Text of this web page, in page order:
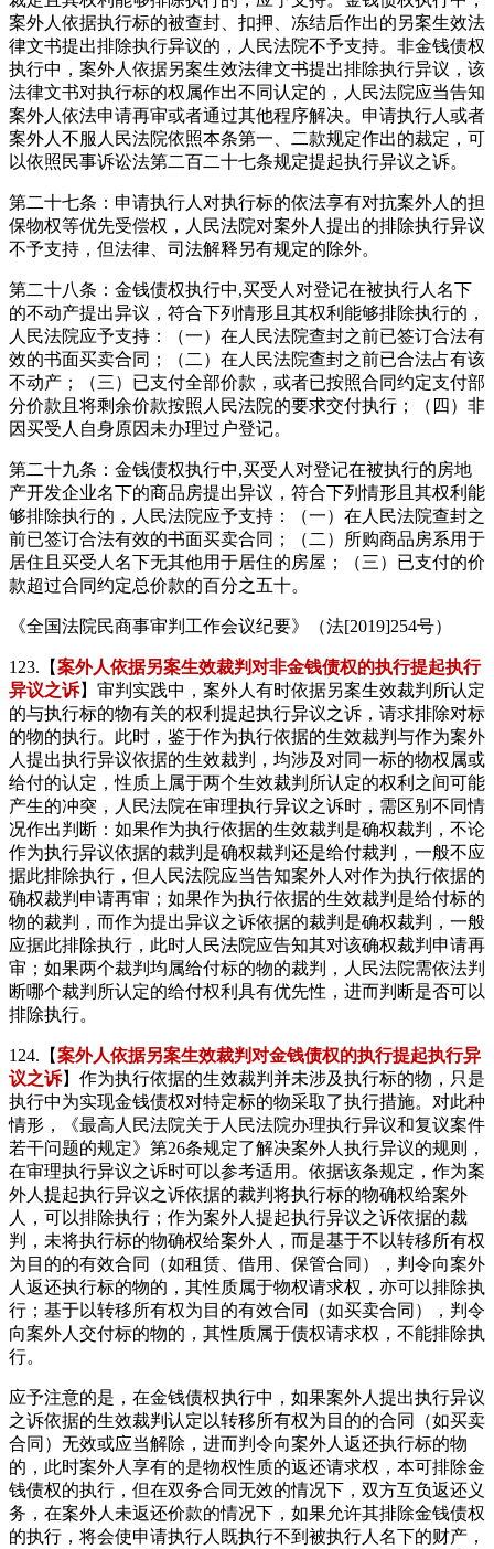
案外人依据执行标的被查封、扣押、冻结后作出的另案生效法
律文书提出排除执行异议的，人民法院不予支持。非金钱债权
执行中，案外人依据另案生效法律文书提出排除执行异议，该
法律文书对执行标的权属作出不同认定的，人民法院应当告知
案外人依法申请再审或者通过其他程序解决。申请执行人或者
案外人不服人民法院依照本条第一、二款规定作出的裁定，可
以依照民事诉讼法第二百二十七条规定提起执行异议之诉。
第二十七条：申请执行人对执行标的依法享有对抗案外人的担
保物权等优先受偿权，人民法院对案外人提出的排除执行异议
不予支持，但法律、司法解释另有规定的除外。
第二十八条：金钱债权执行中,买受人对登记在被执行人名下
的不动产提出异议，符合下列情形且其权利能够排除执行的，
人民法院应予支持：（一）在人民法院查封之前已签订合法有
效的书面买卖合同；（二）在人民法院查封之前已合法占有该
不动产；（三）已支付全部价款，或者已按照合同约定支付部
分价款且将剩余价款按照人民法院的要求交付执行；（四）非
因买受人自身原因未办理过户登记。
第二十九条：金钱债权执行中,买受人对登记在被执行的房地
产开发企业名下的商品房提出异议，符合下列情形且其权利能
够排除执行的，人民法院应予支持：（一）在人民法院查封之
前已签订合法有效的书面买卖合同；（二）所购商品房系用于
居住且买受人名下无其他用于居住的房屋；（三）已支付的价
款超过合同约定总价款的百分之五十。
《全国法院民商事审判工作会议纪要》（法[2019]254号）
123.【案外人依据另案生效裁判对非金钱债权的执行提起执行
异议之诉】审判实践中，案外人有时依据另案生效裁判所认定
的与执行标的物有关的权利提起执行异议之诉，请求排除对标
的物的执行。此时，鉴于作为执行依据的生效裁判与作为案外
人提出执行异议依据的生效裁判，均涉及对同一标的物权属或
给付的认定，性质上属于两个生效裁判所认定的权利之间可能
产生的冲突，人民法院在审理执行异议之诉时，需区别不同情
况作出判断：如果作为执行依据的生效裁判是确权裁判，不论
作为执行异议依据的裁判是确权裁判还是给付裁判，一般不应
据此排除执行，但人民法院应当告知案外人对作为执行依据的
确权裁判申请再审；如果作为执行依据的生效裁判是给付标的
物的裁判，而作为提出异议之诉依据的裁判是确权裁判，一般
应据此排除执行，此时人民法院应告知其对该确权裁判申请再
审；如果两个裁判均属给付标的物的裁判，人民法院需依法判
断哪个裁判所认定的给付权利具有优先性，进而判断是否可以
排除执行。
124.【案外人依据另案生效裁判对金钱债权的执行提起执行异
议之诉】作为执行依据的生效裁判并未涉及执行标的物，只是
执行中为实现金钱债权对特定标的物采取了执行措施。对此种
情形，《最高人民法院关于人民法院办理执行异议和复议案件
若干问题的规定》第26条规定了解决案外人执行异议的规则，
在审理执行异议之诉时可以参考适用。依据该条规定，作为案
外人提起执行异议之诉依据的裁判将执行标的物确权给案外
人，可以排除执行；作为案外人提起执行异议之诉依据的裁
判，未将执行标的物确权给案外人，而是基于不以转移所有权
为目的的有效合同（如租赁、借用、保管合同），判令向案外
人返还执行标的物的，其性质属于物权请求权，亦可以排除执
行；基于以转移所有权为目的有效合同（如买卖合同），判令
向案外人交付标的物的，其性质属于债权请求权，不能排除执
行。
应予注意的是，在金钱债权执行中，如果案外人提出执行异议
之诉依据的生效裁判认定以转移所有权为目的的合同（如买卖
合同）无效或应当解除，进而判令向案外人返还执行标的物
的，此时案外人享有的是物权性质的返还请求权，本可排除金
钱债权的执行，但在双务合同无效的情况下，双方互负返还义
务，在案外人未返还价款的情况下，如果允许其排除金钱债权
的执行，将会使申请执行人既执行不到被执行人名下的财产，